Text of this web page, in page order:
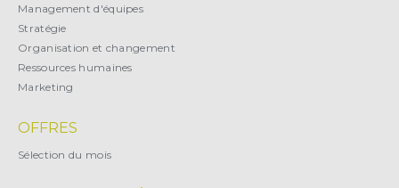
Management d'équipes
Stratégie
Organisation et changement
Ressources humaines
Marketing
OFFRES
Sélection du mois